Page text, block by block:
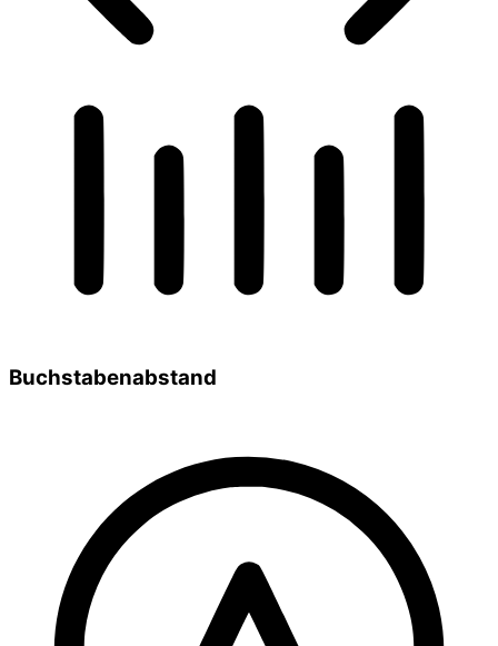
Buchstabenabstand